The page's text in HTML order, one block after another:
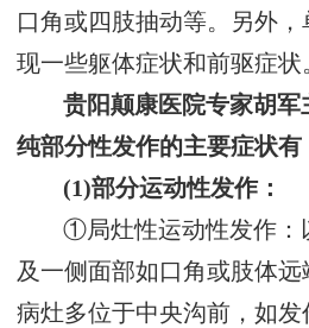
口角或四肢抽动等。另外
现一些躯体症状和前驱症状
贵阳颠康医院专家胡
纯部分性发作的主要症状有
(1)部分运动性发作：
①局灶性运动性发作：
及一侧面部如口角或肢体远
病灶多位于中央沟前，如